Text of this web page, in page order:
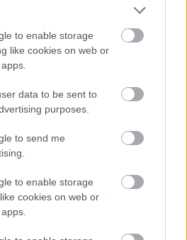
to enable storage
like cookies on web or
data to be sent to
purposes.
to send me
to enable storage
cookies on web or
Ha megfelelő lenne az
volna einstandolni a piacot,
is. Akkor nem kellene
érvényes tudott volna lenni a
a játszmában nem volt
falusi és idős Fidesz-tábor
hozzátenni, maradék -
- olvasótábora
át nem
volt szükség.
veszteséges vagy mennyire